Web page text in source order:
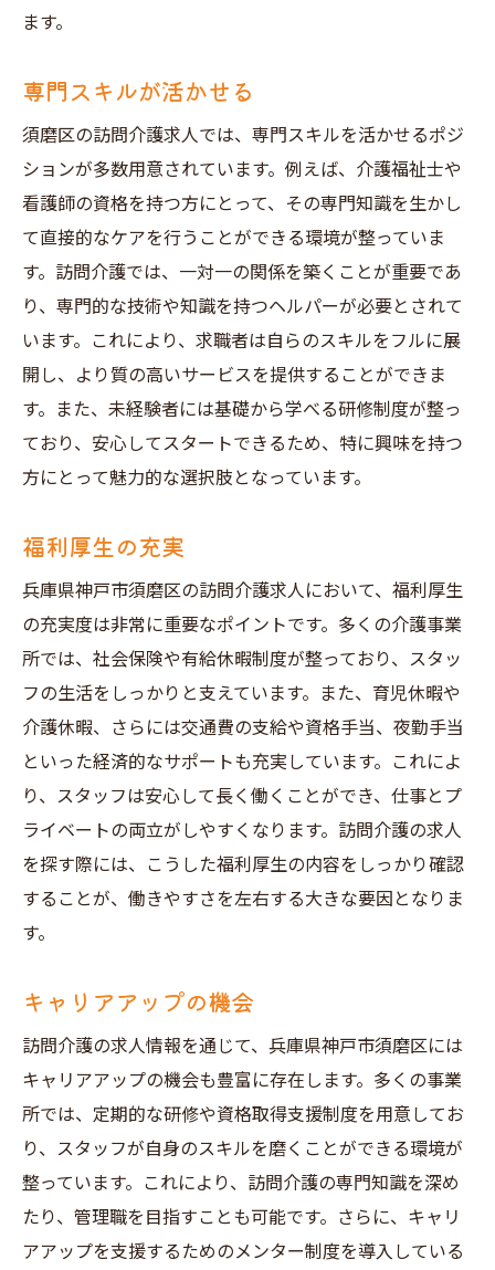
ます。
専門スキルが活かせる
須磨区の訪問介護求人では、専門スキルを活かせるポジ
ションが多数用意されています。例えば、介護福祉士や
看護師の資格を持つ方にとって、その専門知識を生かし
て直接的なケアを行うことができる環境が整っていま
す。訪問介護では、一対一の関係を築くことが重要であ
り、専門的な技術や知識を持つヘルパーが必要とされて
います。これにより、求職者は自らのスキルをフルに展
開し、より質の高いサービスを提供することができま
す。また、未経験者には基礎から学べる研修制度が整っ
ており、安心してスタートできるため、特に興味を持つ
方にとって魅力的な選択肢となっています。
福利厚生の充実
兵庫県神戸市須磨区の訪問介護求人において、福利厚生
の充実度は非常に重要なポイントです。多くの介護事業
所では、社会保険や有給休暇制度が整っており、スタッ
フの生活をしっかりと支えています。また、育児休暇や
介護休暇、さらには交通費の支給や資格手当、夜勤手当
といった経済的なサポートも充実しています。これによ
り、スタッフは安心して長く働くことができ、仕事とプ
ライベートの両立がしやすくなります。訪問介護の求人
を探す際には、こうした福利厚生の内容をしっかり確認
することが、働きやすさを左右する大きな要因となりま
す。
キャリアアップの機会
訪問介護の求人情報を通じて、兵庫県神戸市須磨区には
キャリアアップの機会も豊富に存在します。多くの事業
所では、定期的な研修や資格取得支援制度を用意してお
り、スタッフが自身のスキルを磨くことができる環境が
整っています。これにより、訪問介護の専門知識を深め
たり、管理職を目指すことも可能です。さらに、キャリ
アアップを支援するためのメンター制度を導入している